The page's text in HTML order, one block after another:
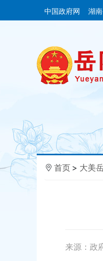
中国政府网 湖
首页 > 大美
来源：政